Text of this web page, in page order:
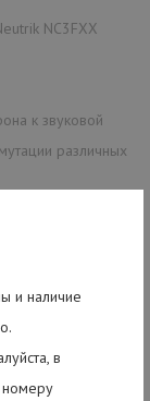
и наличие
в
номеру
NC3FXX
к звуковой
различных